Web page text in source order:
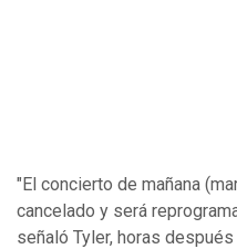
"El concierto de mañana
cancelado y será
señaló Tyler, horas